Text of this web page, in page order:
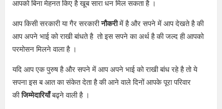
आपको बिना मेहनत किए है खूब सारा धन मिल सकता है ।
आप किसी सरकारी या गैर सरकारीनौकरी में है और सपने में आप देखते है की
आप अपने भाई को राखी बांधते है तो इस सपने का अर्थ है की जल्द ही आपको
परमोसन मिलने वाला है ।
यदि आप एक पुरुष है और सपने में आप अपने भाई को राखी बांध रहे है तो ये
सपना इस ब आत का संकेत देता है की आने वाले दिनों आपके पूरा परिवार
कीजिम्मेदारियाँ बढ्ने वाली है ।